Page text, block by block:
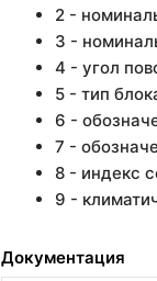
2 -
3 -
4 - угол
5 - тип
6 -
7 -
8 - индекс
9 -
Документация